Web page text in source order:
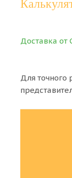
Доставка от
Для точного